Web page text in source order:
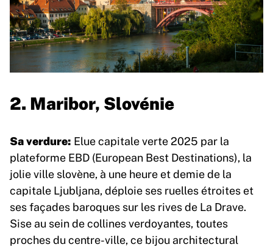
2. Maribor, Slovénie
Sa verdure: Elue capitale verte 2025 par la
plateforme EBD (European Best Destinations), la
jolie ville slovène, à une heure et demie de la
capitale Ljubljana, déploie ses ruelles étroites et
ses façades baroques sur les rives de La Drave.
Sise au sein de collines verdoyantes, toutes
proches du centre-ville, ce bijou architectural